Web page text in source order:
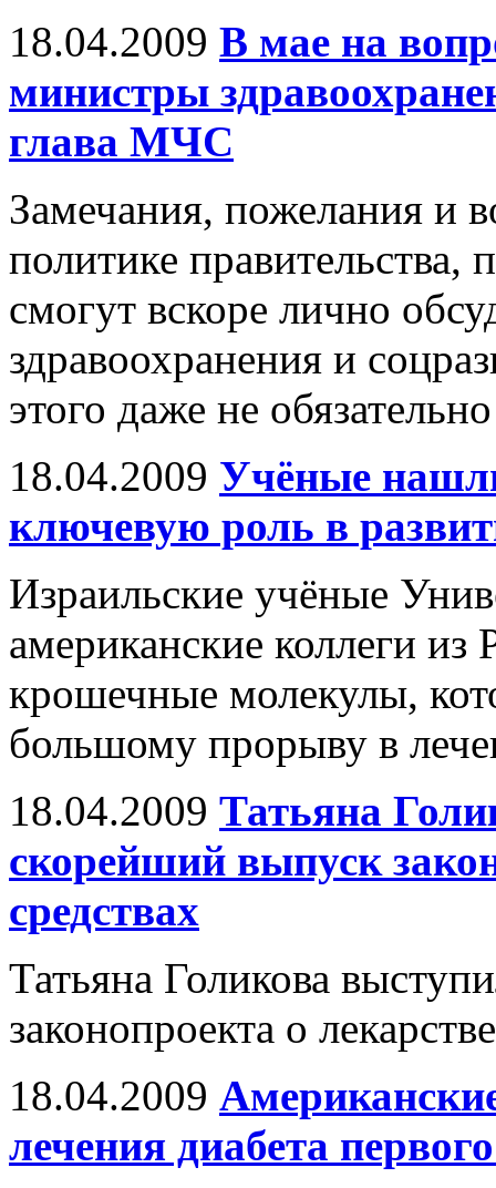
18.04.2009 В мае на
министры
глава МЧС
Замечания, пожелания и
политике
смогут вскоре лично
здравоохранения и
этого даже не
18.04.2009 Учёные
ключевую роль в
Израильские учёные
американские коллеги
крошечные молекулы,
большому прорыву в
18.04.2009 Татьяна
скорейший выпуск
средствах
Татьяна Голикова
законопроекта о
18.04.2009
лечения диабета